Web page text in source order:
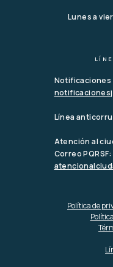
Lunes a
Notificaciones
Línea
Atención al
Correo PQRSF:
Política de